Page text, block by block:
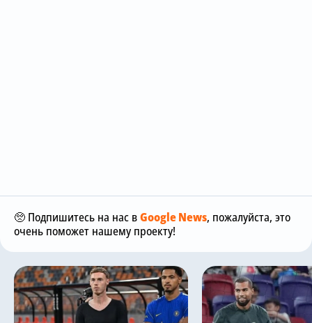
🥺 Подпишитесь на нас вGoogle News, пожалуйста, это
очень поможет нашему проекту!